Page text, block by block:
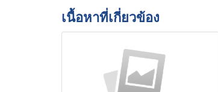
เนื้อหาที่เกี่ยวข้อง